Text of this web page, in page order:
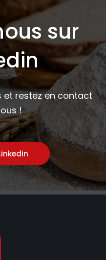
sur
et restez en contact
!